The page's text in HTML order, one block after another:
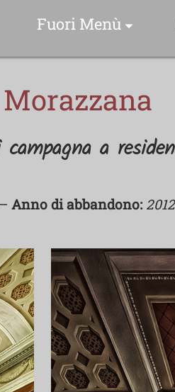
Esplorazioni
Video Clip
Una Storia
Urbex
Fuori Menù
Luoghi & Istanti
Video Clip
a
Anno di abbandono: 2012